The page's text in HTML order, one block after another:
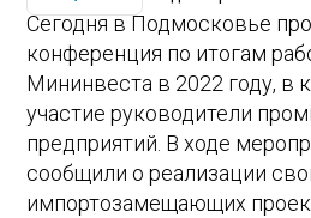
Сегодня в Подмосковье
конференция по итогам
Мининвеста в 2022 году, в
участие руководители
предприятий. В ходе
сообщили о реализации
импортозамещающих